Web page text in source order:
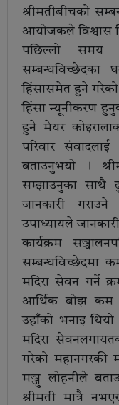
श्रीमतीबीचको
आयोजकले विश्वास
पछिल्लो समय
सम्बन्धविच्छेदका
हिंसासमेत हुने
हिंसा न्यूनीकरण
हुने मेयर
परिवार
बताउनुभयो ।
सम्झाउनुका साथै
जानकारी
उपाध्यायले
कार्यक्रम
सम्बन्धविच्छेदमा
मदिरा सेवन गर्ने
आर्थिक बोझ कम
उहाँको भनाइ
मदिरा
गरेको महानगरकी
मञ्जु लोहनीले
श्रीमती मात्रै